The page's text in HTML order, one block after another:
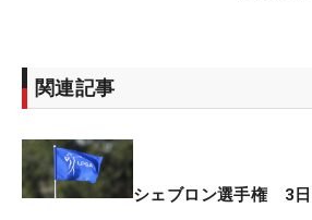
関連記事
シェブロン選手権 3